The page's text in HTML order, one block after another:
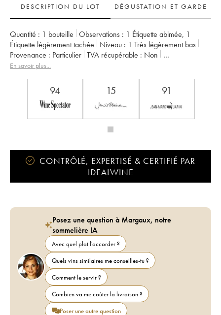
DESCRIPTION DU LOT
DÉGUSTATION ET GARDE
Quantité : 1 bouteille Observations : 1 Étiquette abimée, 1
Étiquette légèrement tachée
Niveau : 1 Très légèrement bas
Provenance : particulier TVA récupérable :
non
Région :
Bordeaux
Famille de Boüard de Laforest
En savoir plus...
94 15 91
CONTRÔLÉ, EXPERTISÉ & CERTIFIÉ PAR
IDEALWINE
Posez une question à Margaux, notre
sommelière IA
Avec quel plat l'accorder ?
Quels vins similaires me conseilles-tu ?
Comment le servir ?
Combien va me coûter la livraison ?
Poser une autre question